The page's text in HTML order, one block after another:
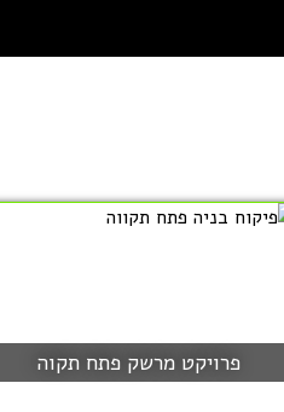
פרויקט מרשק פתח תקוה